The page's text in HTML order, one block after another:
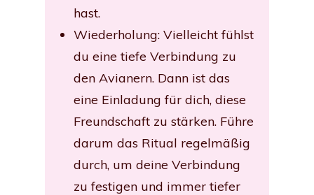
hast.
Wiederholung: Vielleicht fühlst
du eine tiefe Verbindung zu
den Avianern. Dann ist das
eine Einladung für dich, diese
Freundschaft zu stärken. Führe
darum das Ritual regelmäßig
durch, um deine Verbindung
zu festigen und immer tiefer